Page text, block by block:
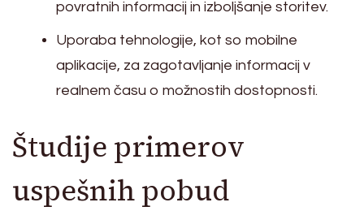
povratnih informacij in izboljšanje storitev.
Uporaba tehnologije, kot so mobilne
aplikacije, za zagotavljanje informacij v
realnem času o možnostih dostopnosti.
Študije primerov
uspešnih pobud